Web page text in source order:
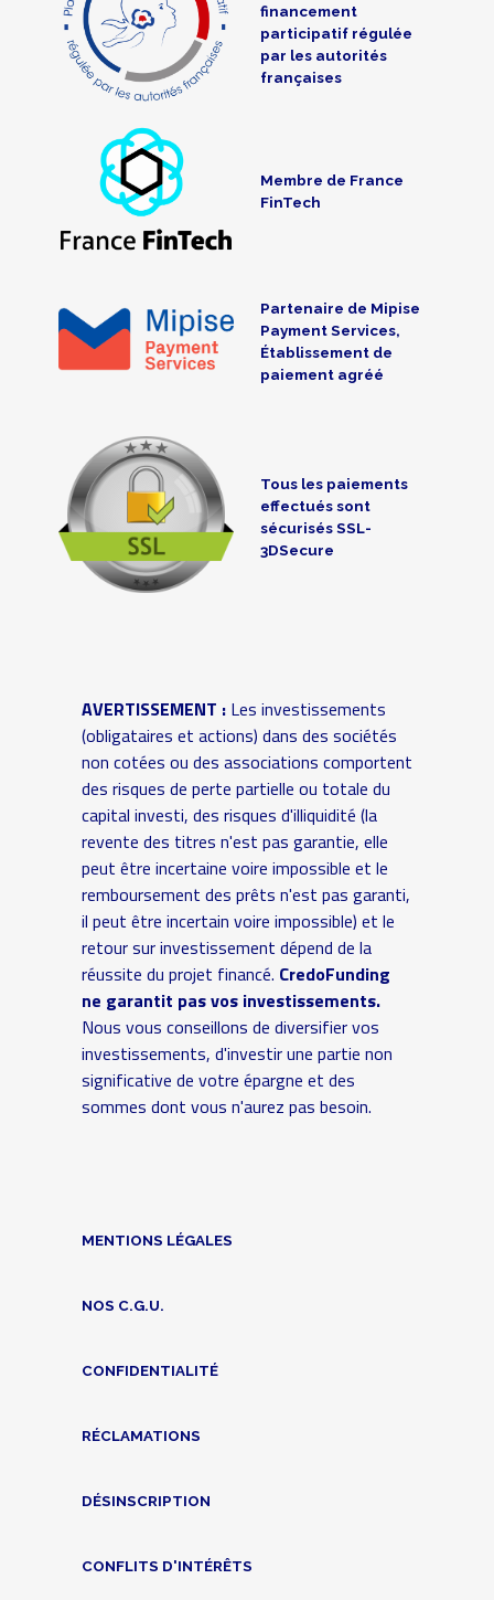
financement
participatif régulée
par les autorités
françaises
Membre de France
FinTech
Partenaire de Mipise
Payment Services,
Établissement de
paiement agréé
Tous les paiements
effectués sont
sécurisés SSL-
3DSecure
AVERTISSEMENT :Les investissements
(obligataires et actions) dans des sociétés
non cotées ou des associations comportent
des risques de perte partielle ou totale du
capital investi, des risques d'illiquidité (la
revente des titres n'est pas garantie, elle
peut être incertaine voire impossible et le
remboursement des prêts n'est pas garanti,
il peut être incertain voire impossible) et le
retour sur investissement dépend de la
réussite du projet financé. CredoFunding
ne garantit pas vos investissements.
Nous vous conseillons de diversifier vos
investissements, d'investir une partie non
significative de votre épargne et des
sommes dont vous n'aurez pas besoin.
MENTIONS LÉGALES
NOS C.G.U.
CONFIDENTIALITÉ
RÉCLAMATIONS
DÉSINSCRIPTION
CONFLITS D'INTÉRÊTS